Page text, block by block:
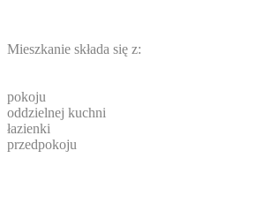
Mieszkanie składa się z:
pokoju
oddzielnej kuchni
łazienki
przedpokoju